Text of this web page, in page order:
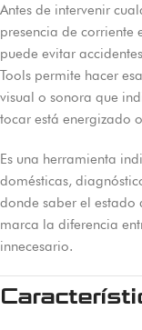
Antes de intervenir
presencia de corriente
puede evitar
Tools permite hacer
visual o sonora que
tocar está energizado
Es una herramienta
domésticas,
donde saber el estado
marca la diferencia
innecesario.